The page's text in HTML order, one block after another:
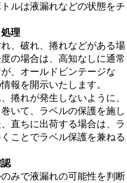
ルは液漏れなどの状態をチ
理
、破れ、捲れなどがある場
の場合は、高知なしに通常
、オールドビンテージな
報を開示いたします。
捲れが発生しないように、
いて、ラベルの保護を施し
直ちに出荷する場合は、ラ
ことでラベル保護を兼ねる
みで液漏れの可能性を判断